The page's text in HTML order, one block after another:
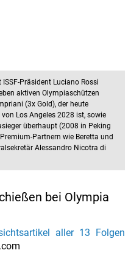
Präsident Luciano Rossi
aktiven Olympiaschützen
(3x Gold), der heute
Los Angeles 2028 ist, sowie
überhaupt (2008 in Peking
Partnern wie Beretta und
Alessandro Nicotra di
bei Olympia
aller 13 Folgen